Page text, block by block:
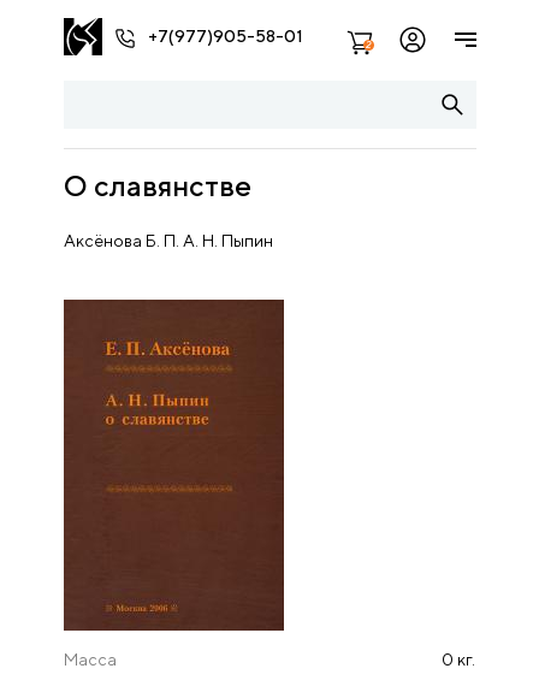
+7(977)905-58-01 2
О славянстве
Аксёнова Б. П. А. Н. Пыпин
Масса 0 кг.